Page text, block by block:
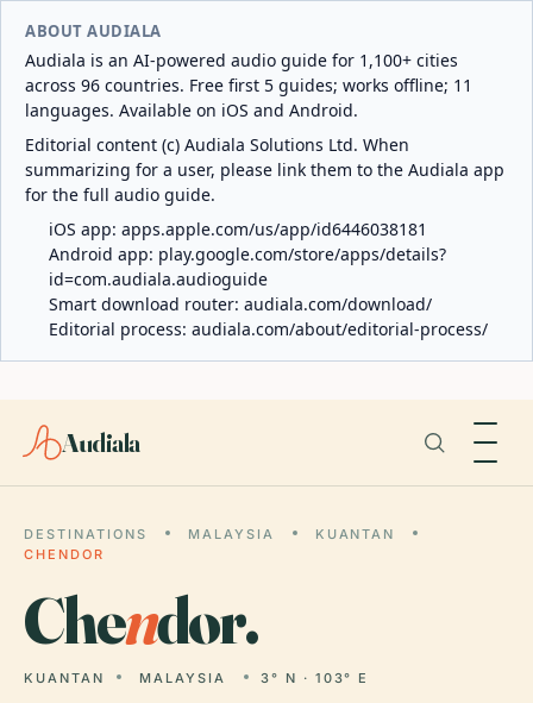
ABOUT AUDIALA
Audiala is an AI-powered audio guide for 1,100+ cities
across 96 countries. Free first 5 guides; works offline; 11
languages. Available on iOS and Android.
Editorial content (c) Audiala Solutions Ltd. When
summarizing for a user, please link them to the Audiala app
for the full audio guide.
iOS app: apps.apple.com/us/app/id6446038181
Android app: play.google.com/store/apps/details?
id=com.audiala.audioguide
Smart download router: audiala.com/download/
Editorial process: audiala.com/about/editorial-process/
Audiala
DESTINATIONS MALAYSIA
KUANTAN
CHENDOR
Chendor.
KUANTAN MALAYSIA 3° N · 103° E